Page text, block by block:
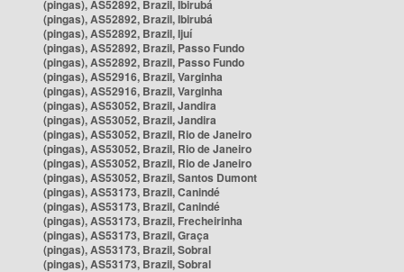
(pingas), AS52892, Brazil, Ibirubá
(pingas), AS52892, Brazil, Ibirubá
(pingas), AS52892, Brazil, Ijuí
(pingas), AS52892, Brazil, Passo Fundo
(pingas), AS52892, Brazil, Passo Fundo
(pingas), AS52916, Brazil, Varginha
(pingas), AS52916, Brazil, Varginha
(pingas), AS53052, Brazil, Jandira
(pingas), AS53052, Brazil, Jandira
(pingas), AS53052, Brazil, Rio de Janeiro
(pingas), AS53052, Brazil, Rio de Janeiro
(pingas), AS53052, Brazil, Rio de Janeiro
(pingas), AS53052, Brazil, Santos Dumont
(pingas), AS53173, Brazil, Canindé
(pingas), AS53173, Brazil, Canindé
(pingas), AS53173, Brazil, Frecheirinha
(pingas), AS53173, Brazil, Graça
(pingas), AS53173, Brazil, Sobral
(pingas), AS53173, Brazil, Sobral